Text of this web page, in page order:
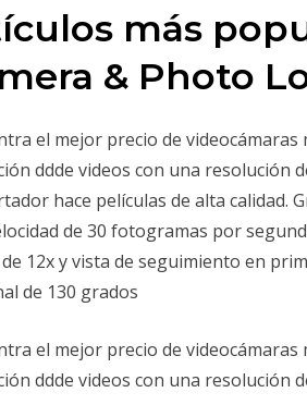
más
& Photo
el mejor precio de
ddde videos con una resolución
hace películas de alta calidad.
de 30 fotogramas por
12x y vista de seguimiento en
de 130 grados
el mejor precio de
ddde videos con una resolución